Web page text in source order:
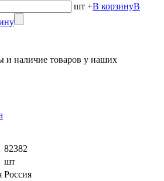
шт +В корзинуВ
и наличие товаров у наших
82382
шт
Россия